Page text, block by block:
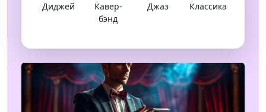
Диджей
Кавер-
бэнд
Джаз Классика